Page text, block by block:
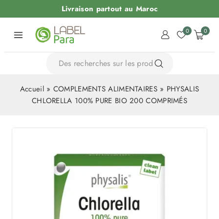
Livraison partout au Maroc
0 0
Accueil» COMPLEMENTS ALIMENTAIRES» PHYSALIS
CHLORELLA 100% PURE BIO 200 COMPRIMÉS